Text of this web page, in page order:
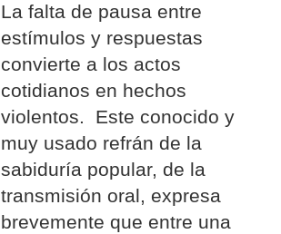
La falta de pausa entre
estímulos y respuestas
convierte a los actos
cotidianos en hechos
violentos. Este conocido y
muy usado refrán de la
sabiduría popular, de la
transmisión oral, expresa
brevemente que entre una